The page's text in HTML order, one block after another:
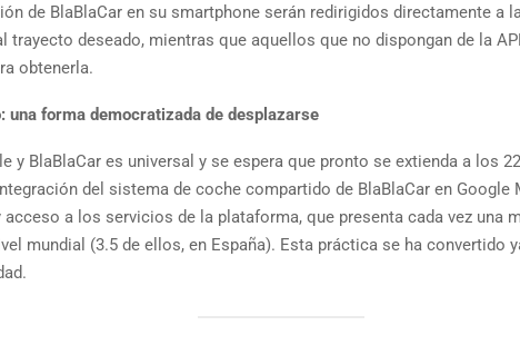
de BlaBlaCar en su smartphone serán redirigidos directamente a
trayecto deseado, mientras que aquellos que no dispongan de la
obtenerla.
una forma democratizada de desplazarse
y BlaBlaCar es universal y se espera que pronto se extienda a los
del sistema de coche compartido de BlaBlaCar en Google
acceso a los servicios de la plataforma, que presenta cada vez una
mundial (3.5 de ellos, en España). Esta práctica se ha convertido